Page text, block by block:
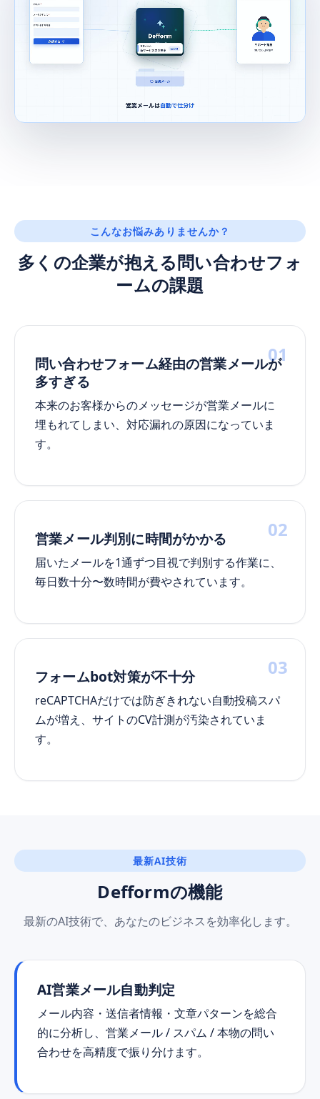
こんなお悩みありませんか？
多くの企業が抱える問い合わせフォ
ームの課題
01
問い合わせフォーム経由の営業メールが
多すぎる
本来のお客様からのメッセージが営業メールに
埋もれてしまい、対応漏れの原因になっていま
す。
02
営業メール判別に時間がかかる
届いたメールを1通ずつ目視で判別する作業に、
毎日数十分〜数時間が費やされています。
03
フォームbot対策が不十分
reCAPTCHAだけでは防ぎきれない自動投稿スパ
ムが増え、サイトのCV計測が汚染されていま
す。
最新AI技術
Defformの機能
最新のAI技術で、あなたのビジネスを効率化します。
AI営業メール自動判定
メール内容・送信者情報・文章パターンを総合
的に分析し、営業メール / スパム / 本物の問い
合わせを高精度で振り分けます。